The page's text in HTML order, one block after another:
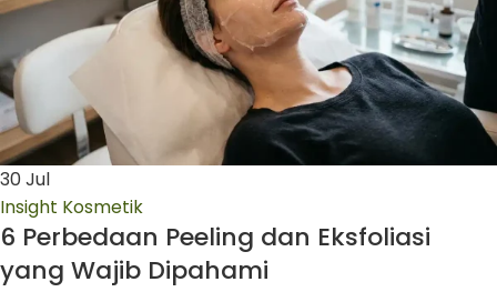
30Jul
Insight Kosmetik
6 Perbedaan Peeling dan Eksfoliasi
yang Wajib Dipahami